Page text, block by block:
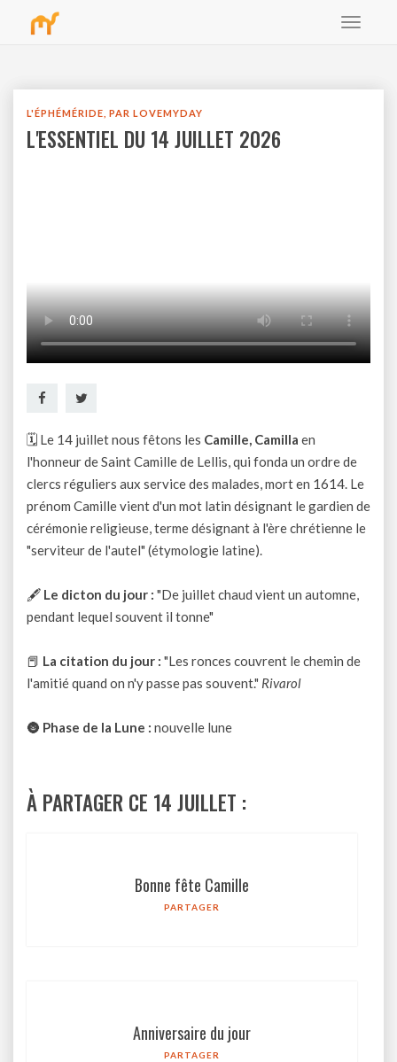
Toggle
L'ÉPHÉMÉRIDE, PAR LOVEMYDAY
L'ESSENTIEL DU 14 JUILLET 2026
🗓 Le 14 juillet nous fêtons les Camille, Camilla en
l'honneur de Saint Camille de Lellis, qui fonda un ordre de
clercs réguliers aux service des malades, mort en 1614. Le
prénom Camille vient d'un mot latin désignant le gardien de
cérémonie religieuse, terme désignant à l'ère chrétienne le
"serviteur de l'autel" (étymologie latine).
🖋 Le dicton du jour : "De juillet chaud vient un automne,
pendant lequel souvent il tonne"
📕 La citation du jour : "Les ronces couvrent le chemin de
l'amitié quand on n'y passe pas souvent." Rivarol
🌚 Phase de la Lune : nouvelle lune
À PARTAGER CE 14 JUILLET :
Bonne fête Camille
PARTAGER
Anniversaire du jour
PARTAGER